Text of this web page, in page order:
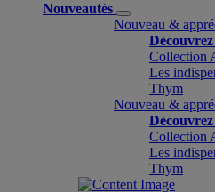
Nouveautés
Nouveau &
Collection
Les
Thym
Nouveau &
Collection
Les
Thym